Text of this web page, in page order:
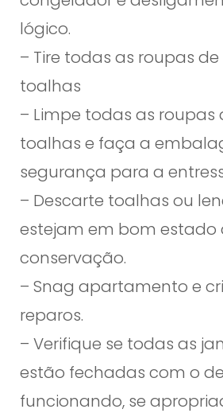
lógico.
– Tire todas as roupas
toalhas
– Limpe todas as roupas
toalhas e faça a
segurança para a
– Descarte toalhas ou
estejam em bom estado
conservação.
– Snag apartamento e
reparos.
– Verifique se todas as
estão fechadas com o
funcionando, se